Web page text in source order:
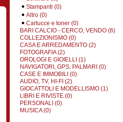
Stampanti (0)
Altro (0)
Cartucce e toner (0)
BARI CALCIO - CERCO, VENDO (6)
COLLEZIONISMO (0)
CASA E ARREDAMENTO (2)
FOTOGRAFIA (2)
OROLOGI E GIOIELLI (1)
NAVIGATORI, GPS, PALMARI (0)
CASE E IMMOBILI (0)
AUDIO, TV, HI-FI (2)
GIOCATTOLI E MODELLISMO (1)
LIBRI E RIVISTE (0)
PERSONALI (0)
MUSICA (0)